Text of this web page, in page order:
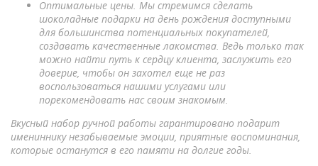
Оптимальные цены. Мы стремимся сделать
шоколадные подарки на день рождения доступными
для большинства потенциальных покупателей,
создавать качественные лакомства. Ведь только так
можно найти путь к сердцу клиента, заслужить его
доверие, чтобы он захотел еще не раз
воспользоваться нашими услугами или
порекомендовать нас своим знакомым.
Вкусный набор ручной работы гарантировано подарит
имениннику незабываемые эмоции, приятные воспоминания,
которые останутся в его памяти на долгие годы.